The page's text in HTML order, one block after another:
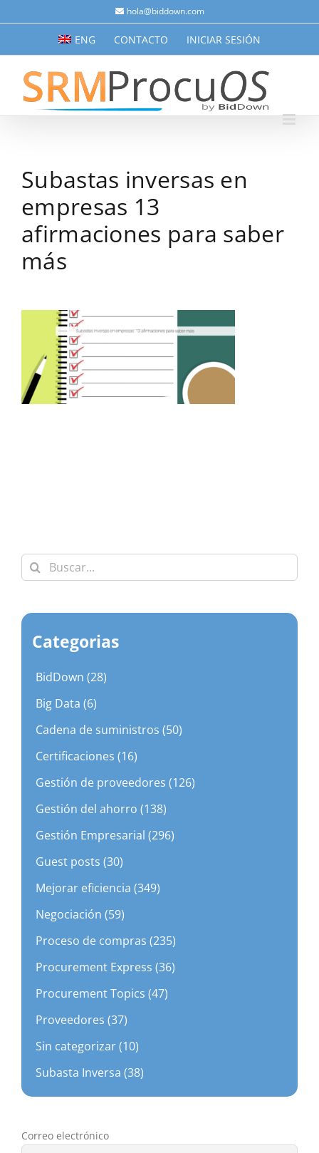
al
hola@biddown.com
ENG CONTACTO INICIAR SESIÓN
Subastas inversas en
empresas 13
afirmaciones para saber
más
Buscar:
Categorias
BidDown (28)
Big Data (6)
Cadena de suministros (50)
Certificaciones (16)
Gestión de proveedores (126)
Gestión del ahorro (138)
Gestión Empresarial (296)
Guest posts (30)
Mejorar eficiencia (349)
Negociación (59)
Proceso de compras (235)
Procurement Express (36)
Procurement Topics (47)
Proveedores (37)
Sin categorizar (10)
Subasta Inversa (38)
Correo electrónico